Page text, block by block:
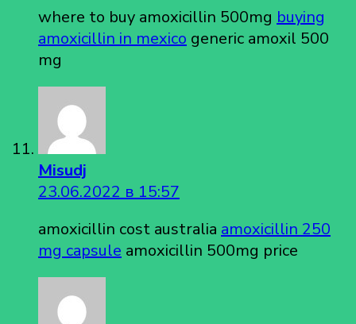
where to buy amoxicillin 500mg buying
amoxicillin in mexico generic amoxil 500
mg
Misudj
23.06.2022 в 15:57
amoxicillin cost australia amoxicillin 250
mg capsule amoxicillin 500mg price